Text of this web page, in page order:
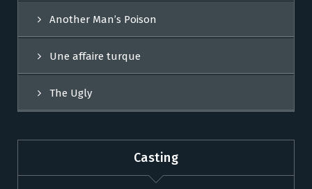
Another Man’s Poison
Une affaire turque
The Ugly
Casting